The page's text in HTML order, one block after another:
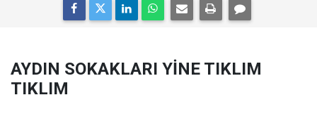
AYDIN SOKAKLARI YİNE TIKLIM
TIKLIM